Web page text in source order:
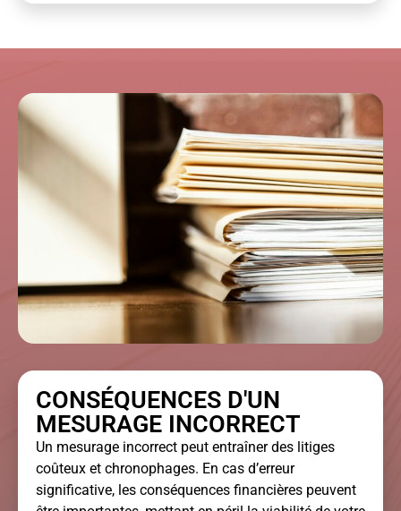
CONSÉQUENCES D'UN
MESURAGE INCORRECT
Un mesurage incorrect peut entraîner des litiges
coûteux et chronophages. En cas d’erreur
significative, les conséquences financières peuvent